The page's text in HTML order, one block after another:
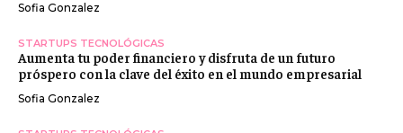
Sofia Gonzalez
STARTUPS TECNOLÓGICAS
Aumenta tu poder financiero y disfruta de un futuro
próspero con la clave del éxito en el mundo empresarial
Sofia Gonzalez